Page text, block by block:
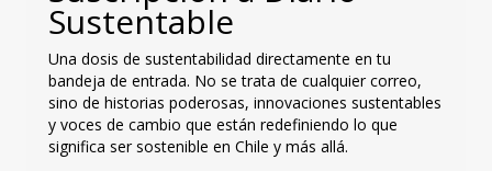
Sustentable
Una dosis de sustentabilidad directamente en tu
bandeja de entrada. No se trata de cualquier correo,
sino de historias poderosas, innovaciones sustentables
y voces de cambio que están redefiniendo lo que
significa ser sostenible en Chile y más allá.